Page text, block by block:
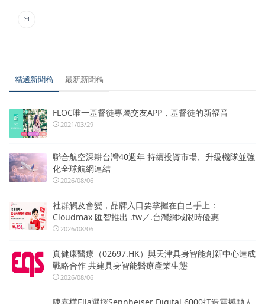
精選新聞稿 最新新聞稿
FLOC唯一基督徒專屬交友APP，基督徒的新福音
2021/03/29
聯合航空深耕台灣40週年 持續投資市場、升級機隊並強
化全球航網連結
2026/08/06
社群觸及會變，品牌入口要掌握在自己手上：
Cloudmax 匯智推出 .tw／.台灣網域限時優惠
2026/08/06
真健康醫療（02697.HK）與天津具身智能創新中心達成
戰略合作 共建具身智能醫療產業生態
2026/08/06